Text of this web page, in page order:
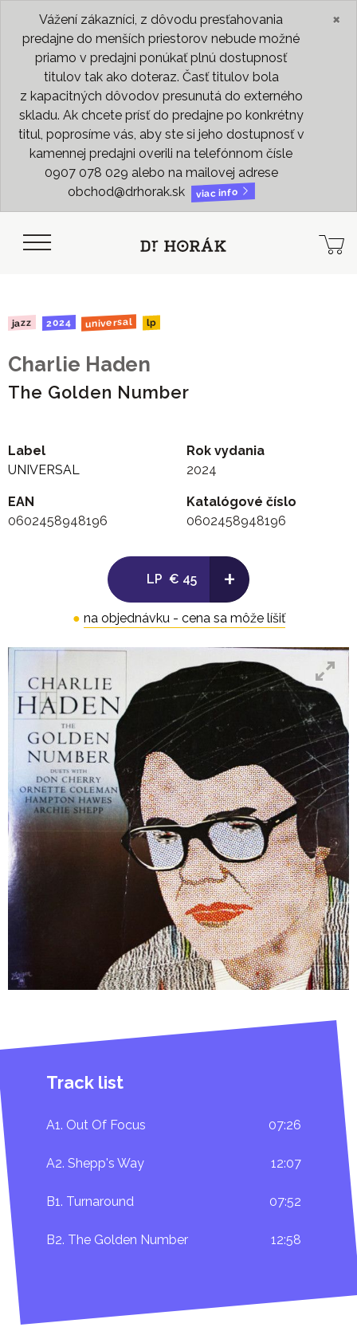
Vážení zákazníci, z dôvodu presťahovania
predajne do menších priestorov nebude možné
priamo v predajni ponúkať plnú dostupnosť
titulov tak ako doteraz. Časť titulov bola
z kapacitných dôvodov presunutá do externého
skladu. Ak chcete prísť do predajne po konkrétny
titul, poprosíme vás, aby ste si jeho dostupnosť v
kamennej predajni overili na telefónnom čísle
0907 078 029 alebo na mailovej adrese
obchod@drhorak.sk
viac info
×
jazz 2024 universal lp
Charlie Haden
The Golden Number
Label
UNIVERSAL
Rok vydania
2024
EAN
0602458948196
Katalógové číslo
0602458948196
LP € 45 +
● na objednávku - cena sa môže líšiť
Track list
A1. Out Of Focus 07:26
A2. Shepp's Way 12:07
B1. Turnaround 07:52
B2. The Golden Number 12:58